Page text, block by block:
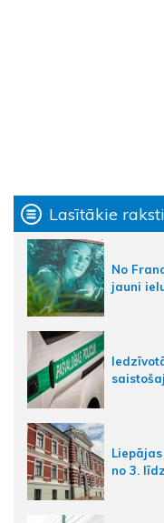
Lasītākie raksti
No
jauni
no 3.